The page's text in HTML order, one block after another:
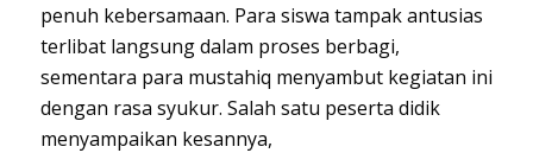
penuh kebersamaan. Para siswa tampak antusias
terlibat langsung dalam proses berbagi,
sementara para mustahiq menyambut kegiatan ini
dengan rasa syukur. Salah satu peserta didik
menyampaikan kesannya,